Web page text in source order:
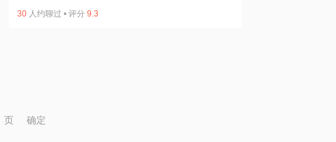
30 人约聊过 • 评分 9.3
页 确定